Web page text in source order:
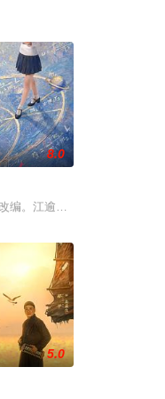
记与深深联结。两
徐邵梁、孙希光和黄鹰等人
8.0
编。江逾白长大以后，林知
5.0